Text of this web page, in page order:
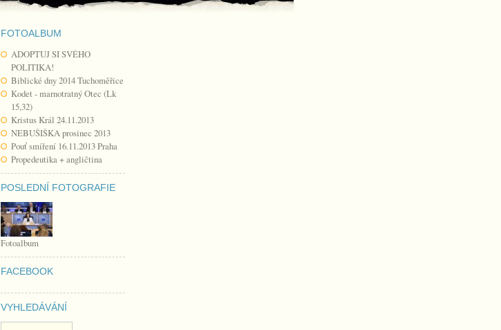
FOTOALBUM
ADOPTUJ SI SVÉHO
POLITIKA!
Biblické dny 2014 Tuchoměřice
Kodet - marnotratný Otec (Lk
15,32)
Kristus Král 24.11.2013
NEBUŠIŠKA prosinec 2013
Pouť smíření 16.11.2013 Praha
Propedeutika + angličtina
POSLEDNÍ FOTOGRAFIE
Fotoalbum
FACEBOOK
VYHLEDÁVÁNÍ